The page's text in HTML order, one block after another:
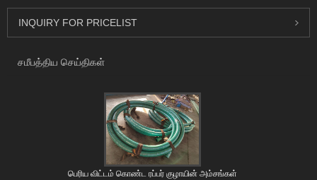
INQUIRY FOR PRICELIST
சமீபத்திய செய்திகள்
பெரிய விட்டம் கொண்ட ரப்பர் குழாயின் அம்சங்கள்